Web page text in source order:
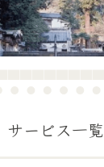
サービス一覧